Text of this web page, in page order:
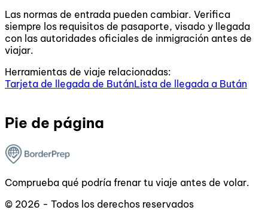
Las normas de entrada pueden cambiar. Verifica
siempre los requisitos de pasaporte, visado y llegada
con las autoridades oficiales de inmigración antes de
viajar.
Herramientas de viaje relacionadas:
Tarjeta de llegada de ButánLista de llegada a Bután
Pie de página
Comprueba qué podría frenar tu viaje antes de volar.
© 2026 - Todos los derechos reservados